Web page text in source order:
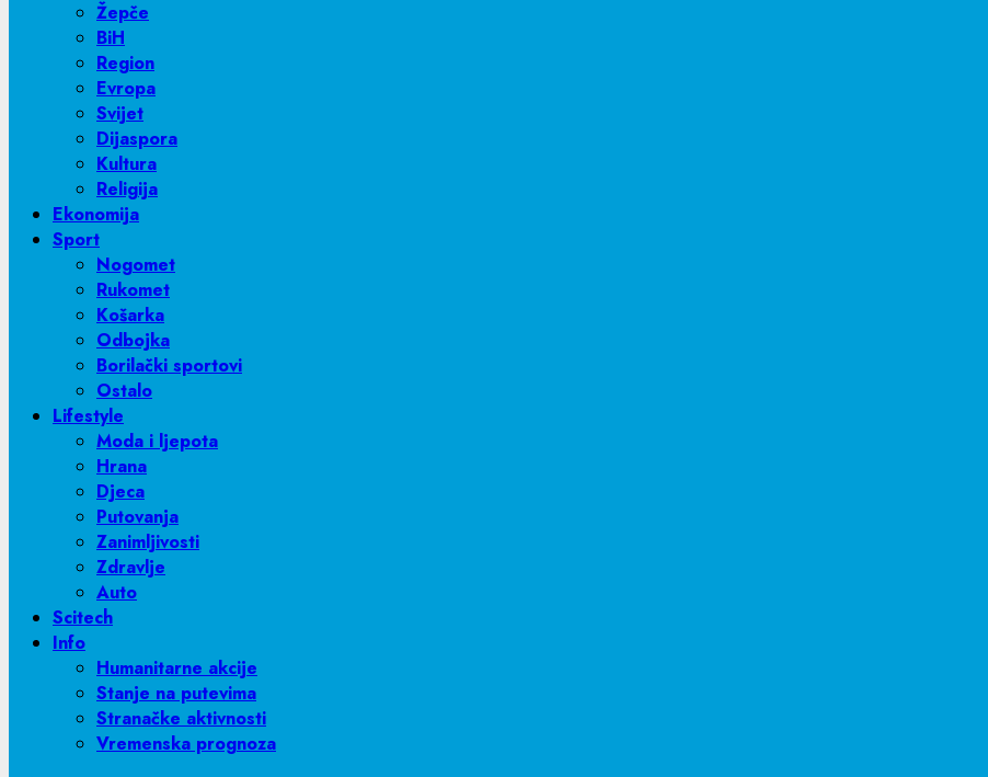
Žepče
BiH
Region
Evropa
Svijet
Dijaspora
Kultura
Religija
Ekonomija
Sport
Nogomet
Rukomet
Košarka
Odbojka
Borilački sportovi
Ostalo
Lifestyle
Moda i ljepota
Hrana
Djeca
Putovanja
Zanimljivosti
Zdravlje
Auto
Scitech
Info
Humanitarne akcije
Stanje na putevima
Stranačke aktivnosti
Vremenska prognoza